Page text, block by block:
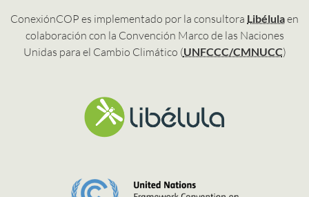
ConexiónCOP es implementado por la consultora Libélulaen
colaboración con la Convención Marco de las Naciones
Unidas para el Cambio Climático (UNFCCC/CMNUCC)